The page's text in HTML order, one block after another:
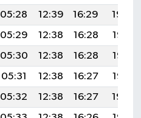
05:28 12:39 16:29
19:39
05:29 12:38 16:28
19:38
05:30 12:38 16:28
19:37
05:31 12:38 16:27
19:35
05:32 12:38 16:27
19:34